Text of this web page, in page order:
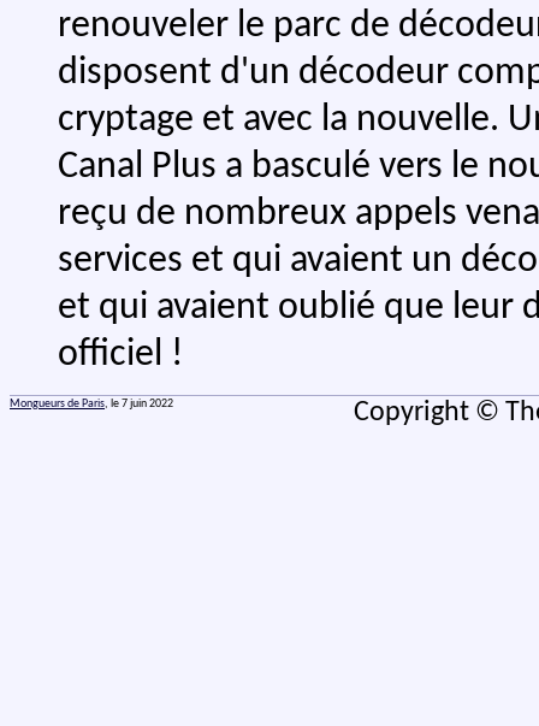
renouveler le parc de
disposent d'un décodeur
cryptage et avec la nouvelle.
Canal Plus a basculé vers le
reçu de nombreux appels
services et qui avaient un
et qui avaient oublié que leur
officiel !
Mongueurs de Paris, le 7 juin 2022 Copyright ©